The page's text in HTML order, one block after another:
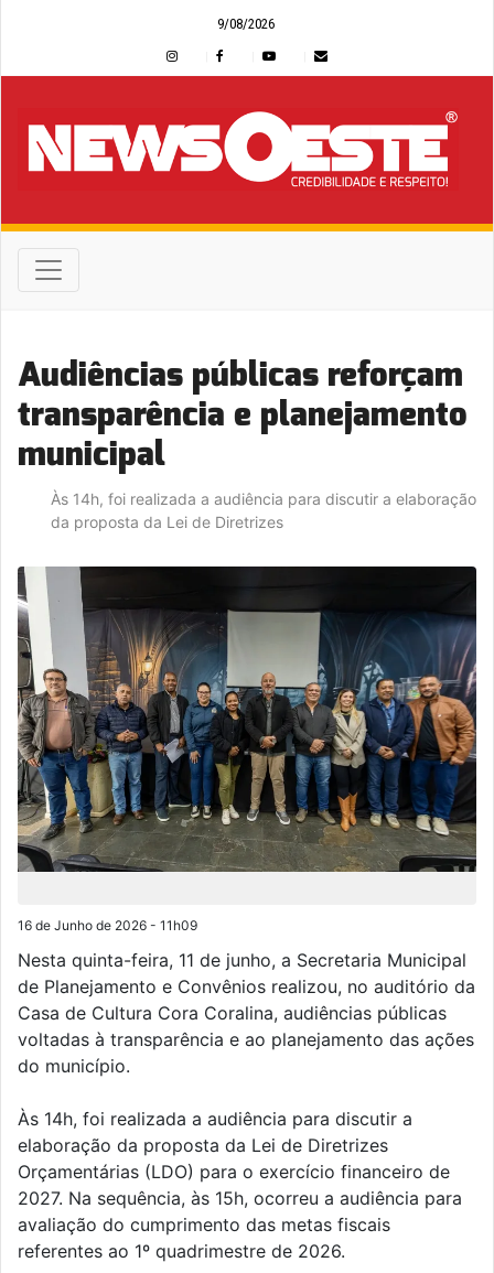
9/08/2026
Audiências públicas reforçam
transparência e planejamento
municipal
Às 14h, foi realizada a audiência para discutir a elaboração
da proposta da Lei de Diretrizes
16 de Junho de 2026 - 11h09
Nesta quinta-feira, 11 de junho, a Secretaria Municipal
de Planejamento e Convênios realizou, no auditório da
Casa de Cultura Cora Coralina, audiências públicas
voltadas à transparência e ao planejamento das ações
do município.
Às 14h, foi realizada a audiência para discutir a
elaboração da proposta da Lei de Diretrizes
Orçamentárias (LDO) para o exercício financeiro de
2027. Na sequência, às 15h, ocorreu a audiência para
avaliação do cumprimento das metas fiscais
referentes ao 1º quadrimestre de 2026.